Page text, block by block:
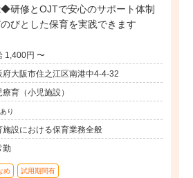
研修とOJTで安心のサポート体制
びとした保育を実践できます
時給 1,400円 〜
府大阪市住之江区南港中4-4-32
療育（小児施設）
り
施設における保育業務全般
勤
め 試用期間有